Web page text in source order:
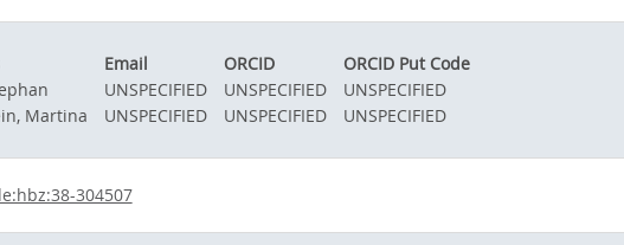
Email ORCID
ORCID Put Code
UNSPECIFIED UNSPECIFIED
UNSPECIFIED
Martina
UNSPECIFIED UNSPECIFIED UNSPECIFIED
304507